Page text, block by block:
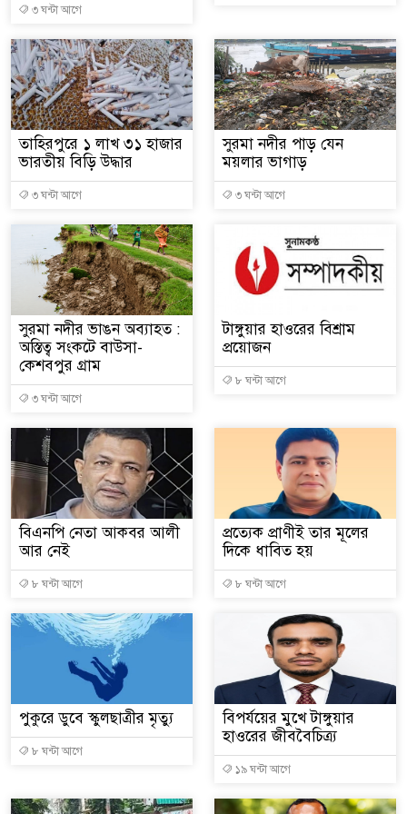
নিহত ২, নিখোঁজ ২, ভবানীপুরে শোকের
অভিযোগে সংবাদ সম্মেলন, নিরাপত্তা ও সুষ্ঠু
৩ ঘন্টা আগে
তাহিরপুরে ১ লাখ ৩১ হাজার
ভারতীয় বিড়ি উদ্ধার
৩ ঘন্টা আগে
সুরমা নদীর পাড় যেন
ময়লার ভাগাড়
৩ ঘন্টা আগে
সুরমা নদীর ভাঙন অব্যাহত :
অস্তিত্ব সংকটে বাউসা-
কেশবপুর গ্রাম
৩ ঘন্টা আগে
টাঙ্গুয়ার হাওরের বিশ্রাম
প্রয়োজন
৮ ঘন্টা আগে
বিএনপি নেতা আকবর আলী
আর নেই
৮ ঘন্টা আগে
প্রত্যেক প্রাণীই তার মূলের
দিকে ধাবিত হয়
৮ ঘন্টা আগে
পুকুরে ডুবে স্কুলছাত্রীর মৃত্যু
৮ ঘন্টা আগে
বিপর্যয়ের মুখে টাঙ্গুয়ার
হাওরের জীববৈচিত্র্য
১৯ ঘন্টা আগে